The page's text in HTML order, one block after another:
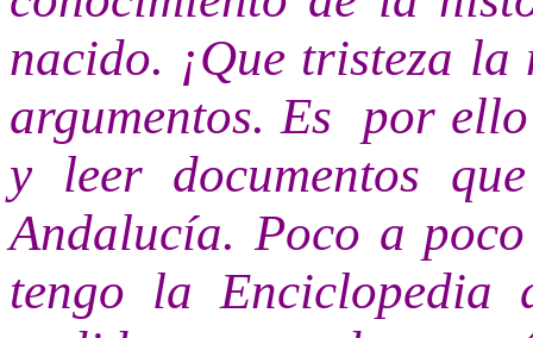
nacido. ¡Que tristeza
argumentos. Es por
y leer documentos
Andalucía. Poco a
tengo la